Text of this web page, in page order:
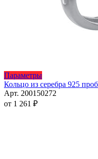
ПараметрыЭтот
товар
имеет
Кольцо из серебра 925
Арт. 200150272
от 1 261 ₽